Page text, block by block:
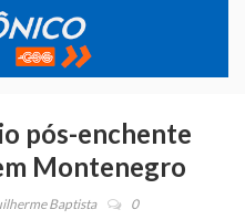
pós-enchente
Montenegro
Baptista 0